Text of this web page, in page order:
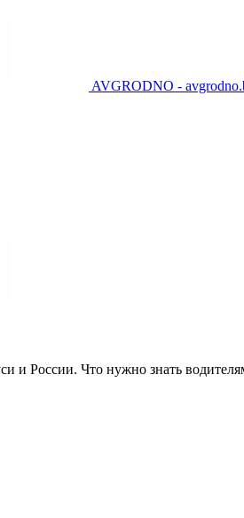
AVGRODNO -
и России. Что нужно знать